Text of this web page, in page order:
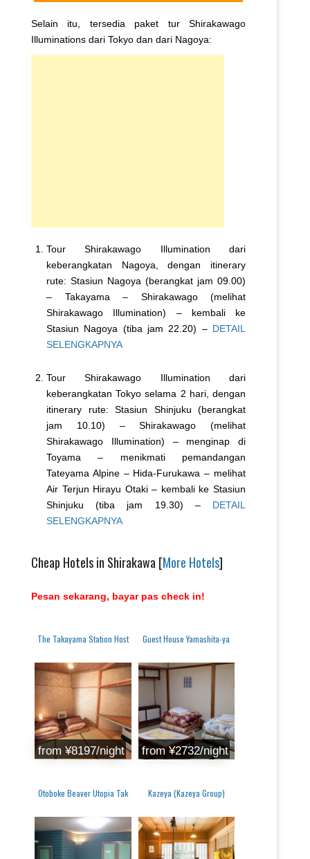
Selain itu, tersedia paket tur Shirakawago
Illuminations dari Tokyo dan dari Nagoya:
Tour Shirakawago Illumination dari
keberangkatan Nagoya, dengan itinerary
rute: Stasiun Nagoya (berangkat jam 09.00)
– Takayama – Shirakawago (melihat
Shirakawago Illumination) – kembali ke
Stasiun Nagoya (tiba jam 22.20) – DETAIL
SELENGKAPNYA
Tour Shirakawago Illumination dari
keberangkatan Tokyo selama 2 hari, dengan
itinerary rute: Stasiun Shinjuku (berangkat
jam 10.10) – Shirakawago (melihat
Shirakawago Illumination) – menginap di
Toyama – menikmati pemandangan
Tateyama Alpine – Hida-Furukawa – melihat
Air Terjun Hirayu Otaki – kembali ke Stasiun
Shinjuku (tiba jam 19.30) – DETAIL
SELENGKAPNYA
Cheap Hotels in Shirakawa [More Hotels]
Pesan sekarang, bayar pas check in!
The Takayama Station Host
from ¥8197/night
Guest House Yamashita-ya
from ¥2732/night
Otoboke Beaver Utopia Tak Kazeya (Kazeya Group)